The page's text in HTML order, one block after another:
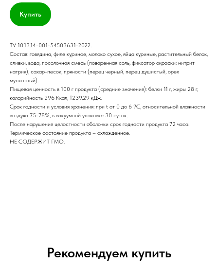
Купить
ТУ 10.13.14-001-54503631-2022.
Состав: говядина, филе куриное, молоко сухое, яйца куриные, растительный белок,
сливки, вода, посолочная смесь (поваренная соль, фиксатор окраски: нитрит
натрия), сахар-песок, пряности (перец черный, перец душистый, орех
мускатный).
Пищевая ценность в 100 г продукта (средние значения): белки 11 г, жиры 28 г,
калорийность 296 Ккал, 1239,29 кДж.
Срок годности и условия хранения: при t от 0 до 6 ?С, относительной влажности
воздуха 75-78%, в вакуумной упаковке 30 суток.
После нарушения целостности оболочки срок годности продукта 72 часа.
Термическое состояние продукта – охлажденное.
НЕ СОДЕРЖИТ ГМО.
Рекомендуем купить